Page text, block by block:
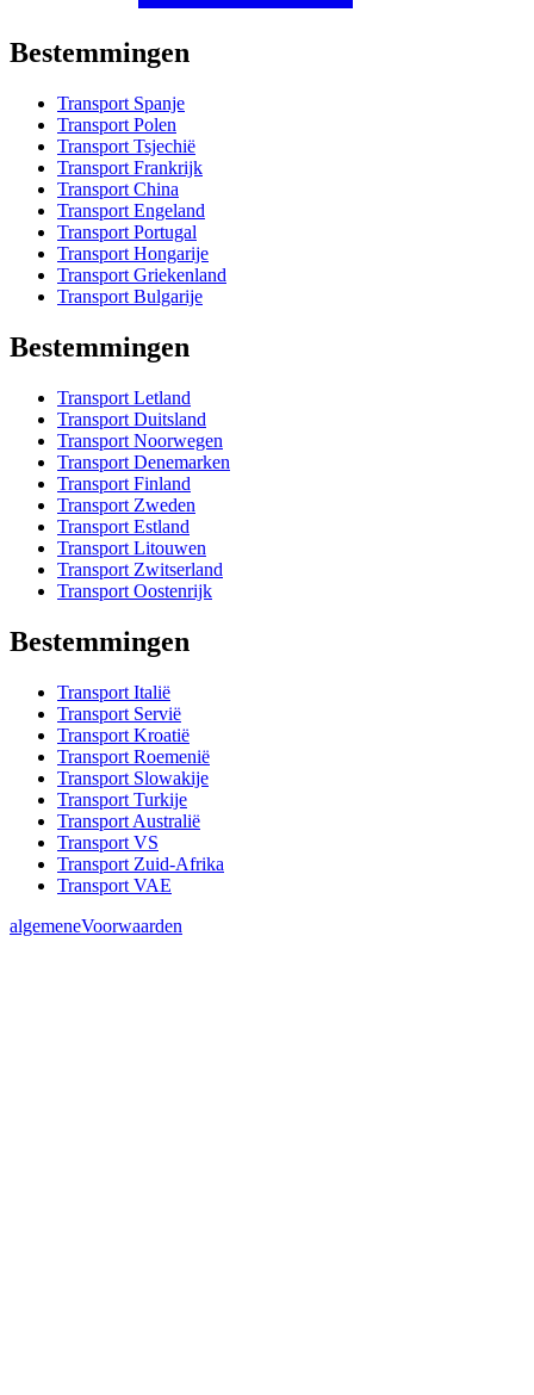
Bestemmingen
Transport Spanje
Transport Polen
Transport Tsjechië
Transport Frankrijk
Transport China
Transport Engeland
Transport Portugal
Transport Hongarije
Transport Griekenland
Transport Bulgarije
Bestemmingen
Transport Letland
Transport Duitsland
Transport Noorwegen
Transport Denemarken
Transport Finland
Transport Zweden
Transport Estland
Transport Litouwen
Transport Zwitserland
Transport Oostenrijk
Bestemmingen
Transport Italië
Transport Servië
Transport Kroatië
Transport Roemenië
Transport Slowakije
Transport Turkije
Transport Australië
Transport VS
Transport Zuid-Afrika
Transport VAE
algemeneVoorwaarden